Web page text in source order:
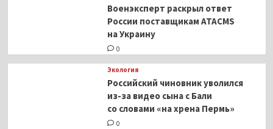
Военэксперт раскрыл ответ
России поставщикам ATACMS
на Украину
0
Экология
Российский чиновник уволился
из-за видео сына с Бали
со словами «на хрена Пермь»
0